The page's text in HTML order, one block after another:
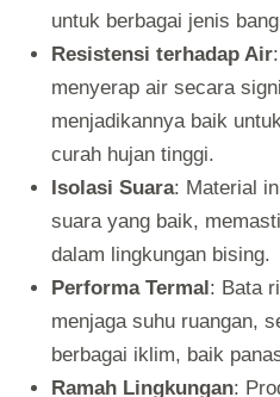
untuk berbagai jenis
Resistensi terhadap Air
menyerap air secara
menjadikannya baik
curah hujan tinggi.
Isolasi Suara: Material
suara yang baik,
dalam lingkungan bising.
Performa Termal: Bata
menjaga suhu ruangan,
berbagai iklim, baik
Ramah Lingkungan: